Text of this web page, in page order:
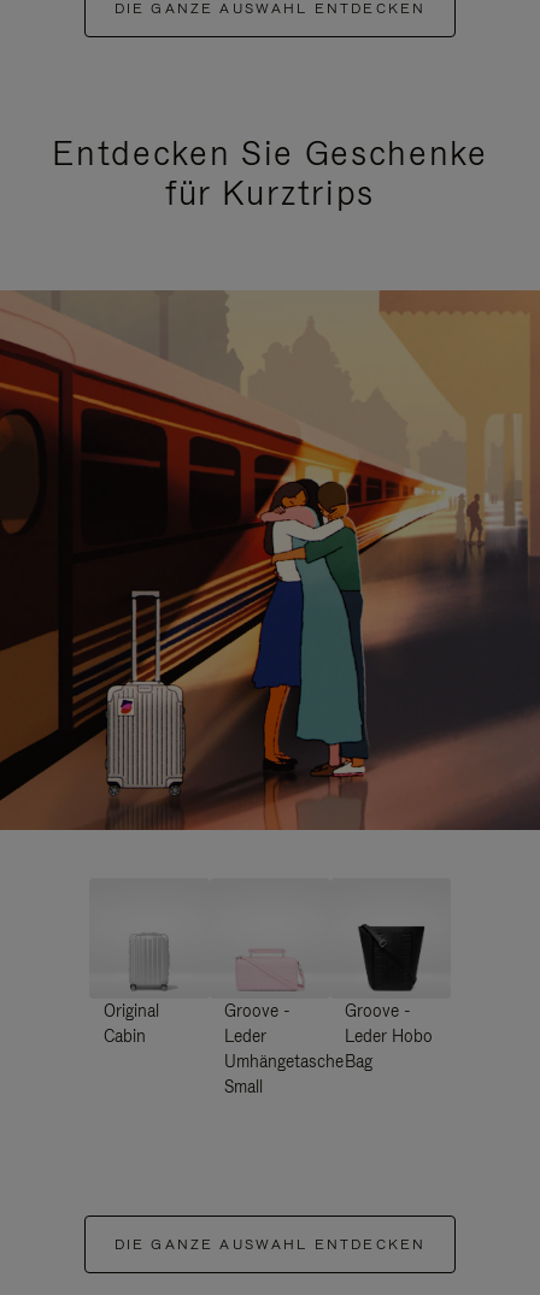
DIE GANZE AUSWAHL ENTDECKEN
Entdecken Sie Geschenke
für Kurztrips
Original
Cabin
Groove -
Leder
Umhängetasche
Small
Groove -
Leder Hobo
Bag
DIE GANZE AUSWAHL ENTDECKEN